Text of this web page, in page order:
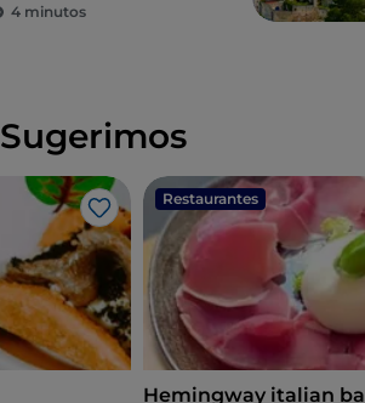
4 minutos
Sugerimos
Me gusta
Restaurantes
Hemingway italian